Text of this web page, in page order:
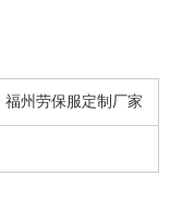
福州劳保服定制厂家